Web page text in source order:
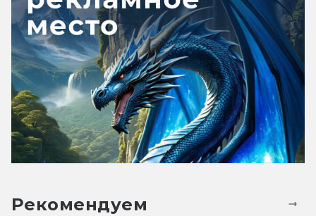
Рекомендуем